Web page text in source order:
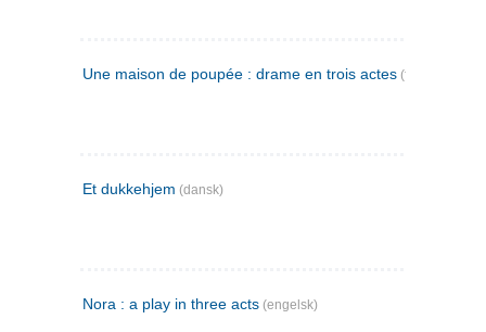
Une maison de poupée : drame en trois actes (fransk)
Et dukkehjem (dansk)
Nora : a play in three acts (engelsk)